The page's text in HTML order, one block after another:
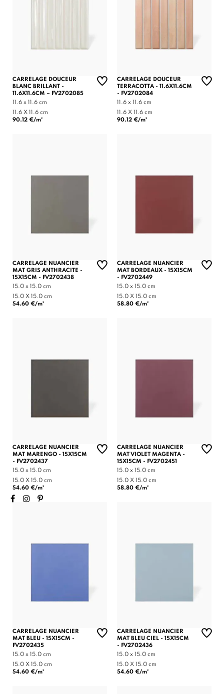
CARRELAGE DOUCEUR
BLANC BRILLANT -
11.6X11.6CM – FV2702085
11.6 x 11.6 cm
11.6 X 11.6 cm
90.12 €/m²
CARRELAGE DOUCEUR
TERRACOTTA - 11.6X11.6CM
- FV2702084
11.6 x 11.6 cm
11.6 X 11.6 cm
90.12 €/m²
CARRELAGE NUANCIER
MAT GRIS ANTHRACITE -
15X15CM - FV2702438
15.0 x 15.0 cm
15.0 X 15.0 cm
54.60 €/m²
CARRELAGE NUANCIER
MAT BORDEAUX - 15X15CM
- FV2702449
15.0 x 15.0 cm
15.0 X 15.0 cm
58.80 €/m²
CARRELAGE NUANCIER
MAT MARENGO - 15X15CM
- FV2702437
15.0 x 15.0 cm
15.0 X 15.0 cm
54.60 €/m²
CARRELAGE NUANCIER
MAT VIOLET MAGENTA -
15X15CM - FV2702451
15.0 x 15.0 cm
15.0 X 15.0 cm
58.80 €/m²
CARRELAGE NUANCIER
MAT BLEU - 15X15CM -
FV2702435
15.0 x 15.0 cm
15.0 X 15.0 cm
54.60 €/m²
CARRELAGE NUANCIER
MAT BLEU CIEL - 15X15CM
- FV2702436
15.0 x 15.0 cm
15.0 X 15.0 cm
54.60 €/m²